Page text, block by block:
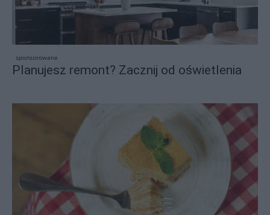
sponsorowane
Planujesz remont? Zacznij od oświetlenia